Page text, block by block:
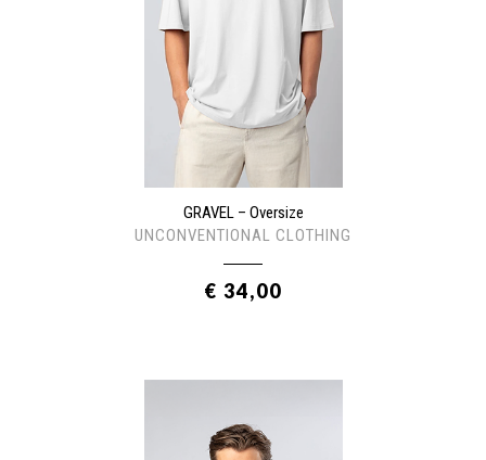
GRAVEL – Oversize
UNCONVENTIONAL CLOTHING
€ 34,00